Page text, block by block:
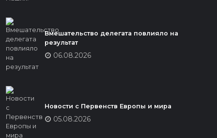
Вмешательство делегата повлияло на
результат
06.08.2026
Новости с Первенств Европы и мира
05.08.2026